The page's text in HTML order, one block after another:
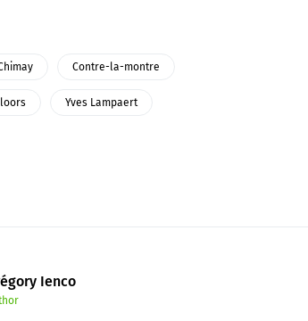
Contre-la-montre
Yves Lampaert
Ienco